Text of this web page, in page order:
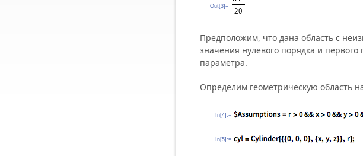
Out[3]=
Предположим, что дана область с
значения нулевого порядка и
параметра.
Определим геометрическую область
In[4]:=
In[5]:=